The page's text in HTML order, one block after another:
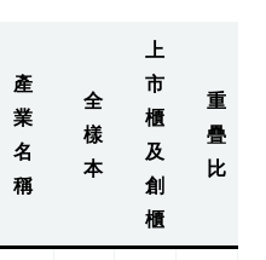
產
業
名
稱
全
樣
本
上
市
櫃
及
創
櫃
重
疊
比